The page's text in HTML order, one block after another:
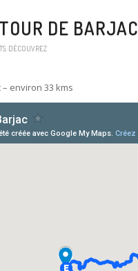
DE BARJAC
DÉCOUVREZ
environ 33 kms